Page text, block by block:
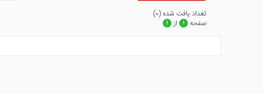
تعداد يافت شده (۰)
صفحه
۱ از ۱